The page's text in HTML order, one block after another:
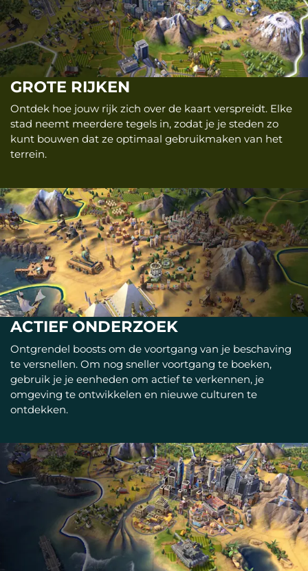
GROTE RIJKEN
Ontdek hoe jouw rijk zich over de kaart verspreidt. Elke
stad neemt meerdere tegels in, zodat je je steden zo
kunt bouwen dat ze optimaal gebruikmaken van het
terrein.
ACTIEF ONDERZOEK
Ontgrendel boosts om de voortgang van je beschaving
te versnellen. Om nog sneller voortgang te boeken,
gebruik je je eenheden om actief te verkennen, je
omgeving te ontwikkelen en nieuwe culturen te
ontdekken.